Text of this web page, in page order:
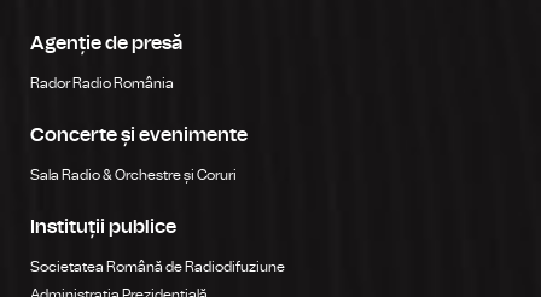
Agenție de presă
Rador Radio România
Concerte și evenimente
Sala Radio & Orchestre și Coruri
Instituții publice
Societatea Română de Radiodifuziune